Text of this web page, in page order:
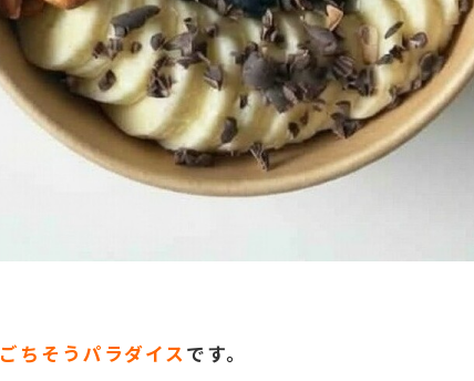
ごちそうパラダイスです。